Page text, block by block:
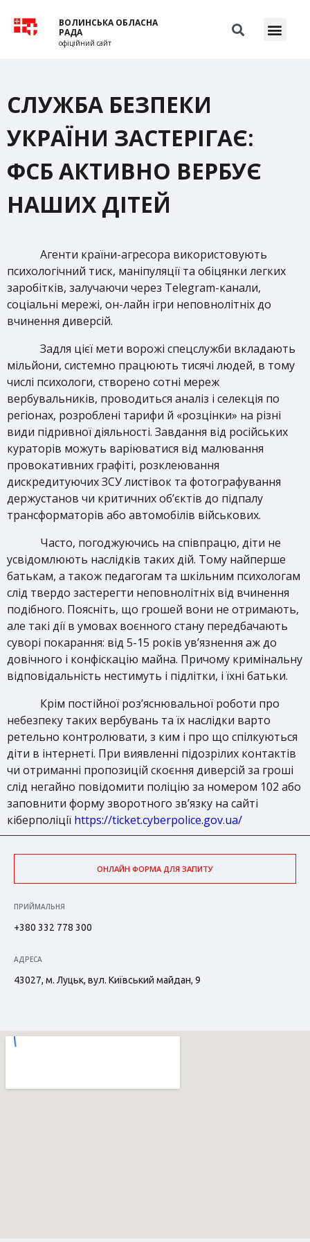
ВОЛИНСЬКА ОБЛАСНА
РАДА
офіційний сайт
СЛУЖБА БЕЗПЕКИ
УКРАЇНИ ЗАСТЕРІГАЄ:
ФСБ АКТИВНО ВЕРБУЄ
НАШИХ ДІТЕЙ
Агенти країни-агресора використовують
психологічний тиск, маніпуляції та обіцянки легких
заробітків, залучаючи через Telegram-канали,
соціальні мережі, он-лайн ігри неповнолітніх до
вчинення диверсій.
Задля цієї мети ворожі спецслужби вкладають
мільйони, системно працюють тисячі людей, в тому
числі психологи, створено сотні мереж
вербувальників, проводиться аналіз і селекція по
регіонах, розроблені тарифи й «розцінки» на різні
види підривної діяльності. Завдання від російських
кураторів можуть варіюватися від малювання
провокативних графіті, розклеювання
дискредитуючих ЗСУ листівок та фотографування
держустанов чи критичних об’єктів до підпалу
трансформаторів або автомобілів військових.
Часто, погоджуючись на співпрацю, діти не
усвідомлюють наслідків таких дій. Тому найперше
батькам, а також педагогам та шкільним психологам
слід твердо застерегти неповнолітніх від вчинення
подібного. Поясніть, що грошей вони не отримають,
але такі дії в умовах воєнного стану передбачають
суворі покарання: від 5-15 років ув’язнення аж до
довічного і конфіскацію майна. Причому кримінальну
відповідальність нестимуть і підлітки, і їхні батьки.
Крім постійної роз’яснювальної роботи про
небезпеку таких вербувань та їх наслідки варто
ретельно контролювати, з ким і про що спілкуються
діти в інтернеті. При виявленні підозрілих контактів
чи отриманні пропозицій скоєння диверсій за гроші
слід негайно повідомити поліцію за номером 102 або
заповнити форму зворотного зв’язку на сайті
кіберполіції https://ticket.cyberpolice.gov.ua/
ОНЛАЙН ФОРМА ДЛЯ ЗАПИТУ
ПРИЙМАЛЬНЯ
+380 332 778 300
АДРЕСА
43027, м. Луцьк, вул. Київський майдан, 9